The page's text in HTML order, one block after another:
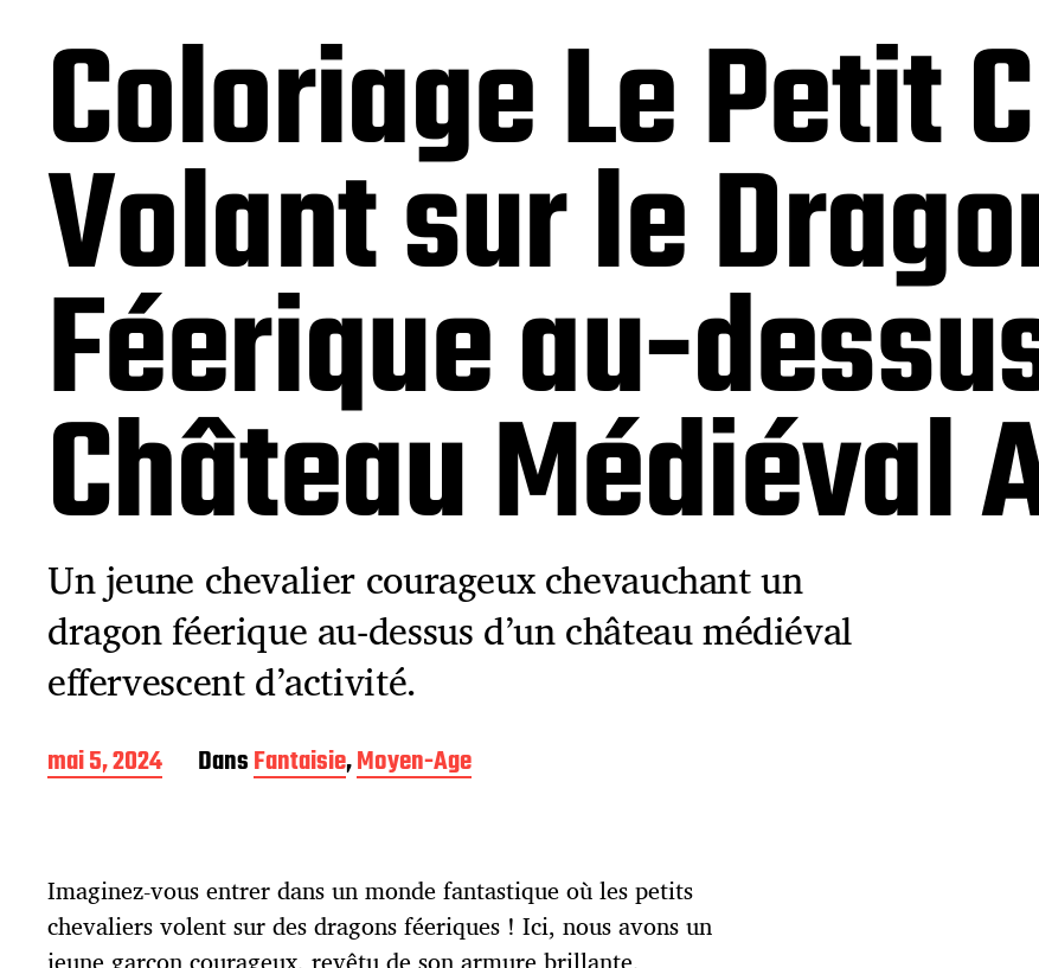
Coloriage Le Petit
Volant sur le
Féerique au-
Château Médiéval
Un jeune chevalier courageux chevauchant un
dragon féerique au-dessus d’un château médiéval
effervescent d’activité.
D
a
e
p
u
mai 5, 2024 DansFantaisie,Moyen-Age
Imaginez-vous entrer dans un monde fantastique où les petits
chevaliers volent sur des dragons féeriques ! Ici, nous avons un